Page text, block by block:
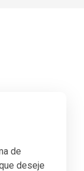
de
deseje